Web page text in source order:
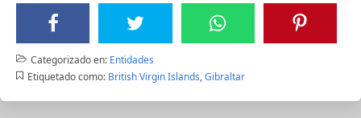
Categorizado en: Entidades
Etiquetado como: British Virgin Islands,Gibraltar